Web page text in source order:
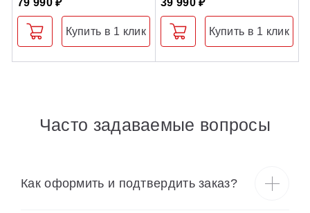
79 990 ₽
Купить в 1 клик
39 990 ₽
Купить в 1 клик
Часто задаваемые вопросы
Как оформить и подтвердить заказ?